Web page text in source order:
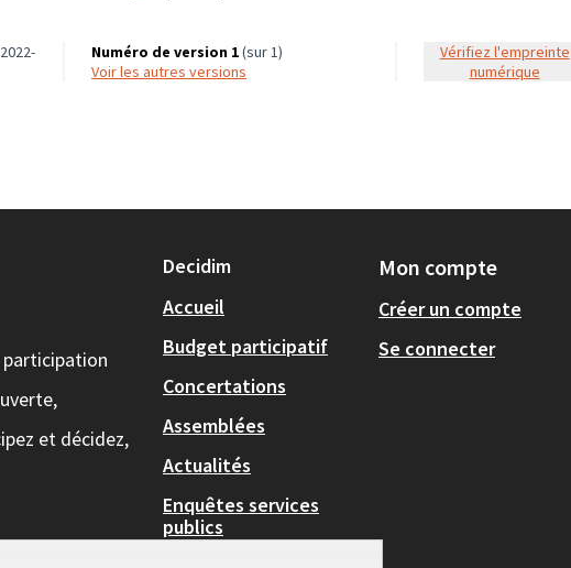
Numéro de version 1(sur 1)
voir les autres versions
Vérifiez l'empreinte
numérique
participation
et décidez,
Decidim
Accueil
Budget participatif
Concertations
Assemblées
Actualités
Enquêtes services
publics
Mon compte
Créer un compte
Se connecter